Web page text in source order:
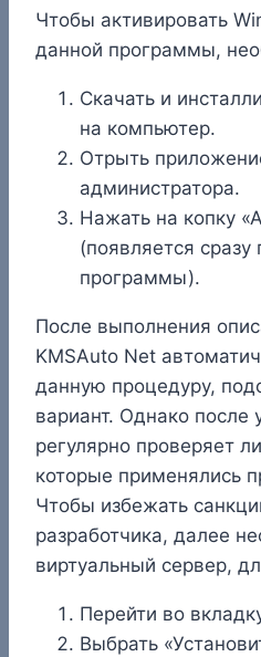
Чтобы активировать
данной программы,
Скачать и
на компьютер.
Отрыть
администратора.
Нажать на копку
(появляется сразу
программы).
После выполнения
KMSAuto Net
данную процедуру,
вариант. Однако после
регулярно проверяет
которые применялись
Чтобы избежать
разработчика, далее
виртуальный сервер,
Перейти во
Выбрать